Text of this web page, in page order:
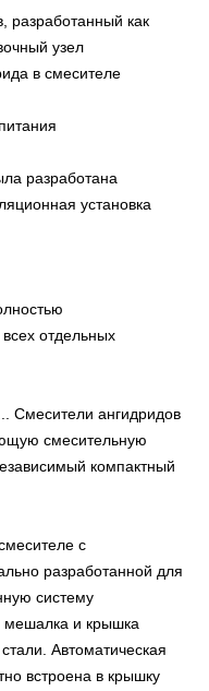
разработанный как
узел
в смесителе
разработана
установка
отдельных
Смесители ангидридов
смесительную
компактный
с
разработанной для
систему
мешалка и крышка
Автоматическая
встроена в крышку